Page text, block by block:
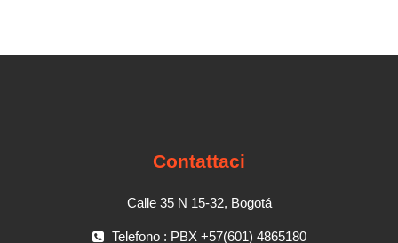
Contattaci
Calle 35 N 15-32, Bogotá
Telefono : PBX +57(601) 4865180